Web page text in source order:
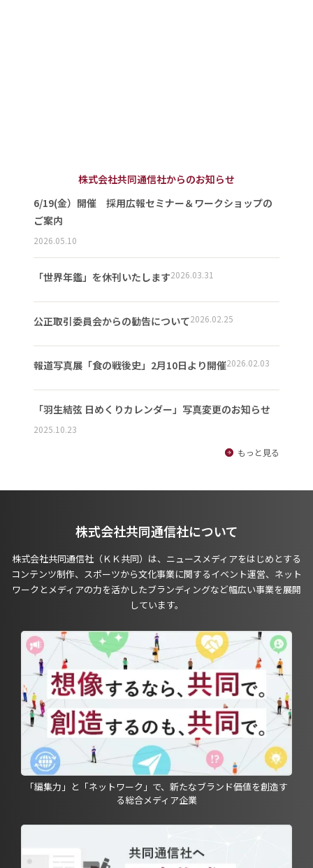
株式会社共同通信社からのお知らせ
6/19(金）開催 採用広報セミナー＆ワークショップの
ご案内
2026.05.10
「世界年鑑」を休刊いたします2026.03.31
公正取引委員会からの勧告について2026.02.25
報道写真展「食の戦後史」2月10日より開催2026.02.03
「羽生結弦 日めくりカレンダー」写真変更のお知らせ
2025.10.23
もっと見る
株式会社共同通信社について
株式会社共同通信社（ＫＫ共同）は、ニュースメディアをはじめとする
コンテンツ制作、スポーツから文化事業に関するイベント運営、ネット
ワークとメディアの力を活かしたブランディングなど幅広い事業を展開
しています。
「編集力」と「ネットワーク」で、新たなブランド価値を創造す
る総合メディア企業